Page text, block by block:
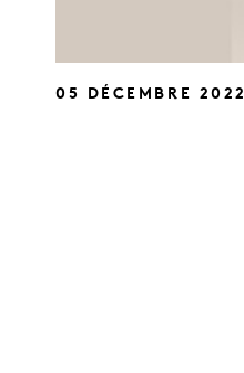
05 DÉCEMBRE 2022